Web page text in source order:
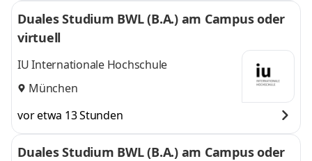
Duales Studium BWL (B.A.) am Campus oder
virtuell
IU Internationale Hochschule
München
vor etwa 13 Stunden
Duales Studium BWL (B.A.) am Campus oder